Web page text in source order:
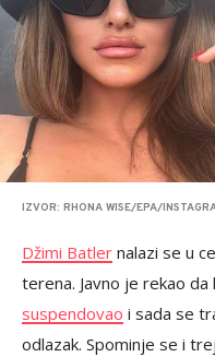
IZVOR: RHONA WISE/EPA/
Džimi Batler nalazi se u
terena. Javno je rekao
suspendovao i sada se
odlazak. Spominje se i